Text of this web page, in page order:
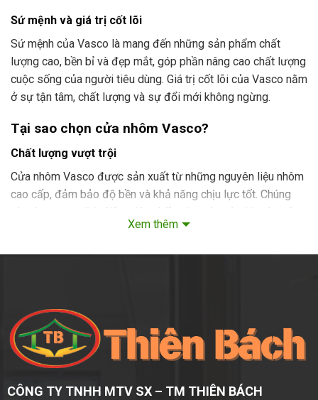
Sứ mệnh và giá trị cốt lõi
Sứ mệnh của Vasco là mang đến những sản phẩm chất
lượng cao, bền bỉ và đẹp mắt, góp phần nâng cao chất lượng
cuộc sống của người tiêu dùng. Giá trị cốt lõi của Vasco nằm
ở sự tận tâm, chất lượng và sự đổi mới không ngừng.
Tại sao chọn cửa nhôm Vasco?
Chất lượng vượt trội
Cửa nhôm Vasco được sản xuất từ những nguyên liệu nhôm
cao cấp, đảm bảo độ bền và khả năng chịu lực tốt. Chúng
còn được sơn tĩnh điện, giúp chống ăn mòn và giữ màu sắc
màu sắc, phù hợp với mọi phong cách kiến trúc.
Các loại cửa nhôm Vasco phổ biến
Xem thêm
CÔNG TY TNHH MTV SX – TM THIÊN BÁCH